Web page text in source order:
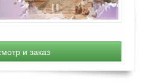
и заказ